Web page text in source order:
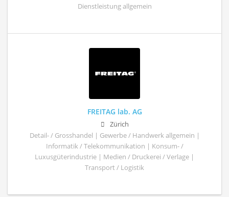
Dienstleistung allgemein
FREITAG lab. AG
Zürich
Detail- / Grosshandel | Gewerbe / Handwerk allgemein |
Informatik / Telekommunikation | Konsum- /
Luxusgüterindustrie | Medien / Druckerei / Verlage |
Transport / Logistik